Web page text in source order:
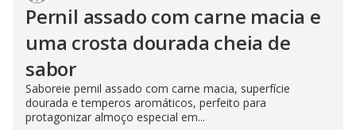
Pernil assado com carne macia e
uma crosta dourada cheia de
sabor
Saboreie pernil assado com carne macia, superfície
dourada e temperos aromáticos, perfeito para
protagonizar almoço especial em...